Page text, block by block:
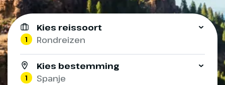
Kies reissoort
1 Rondreizen
Kies bestemming
1 Spanje